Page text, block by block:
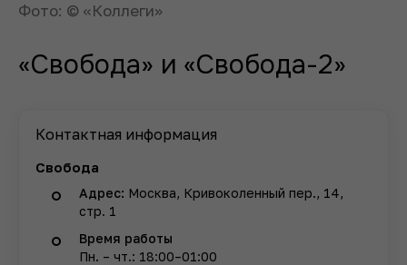
Фото: © «Коллеги»
«Свобода» и «Свобода-2»
Контактная информация
Свобода
Адрес: Москва, Кривоколенный пер., 14,
стр. 1
Время работы
Пн. – чт.: 18:00–01:00